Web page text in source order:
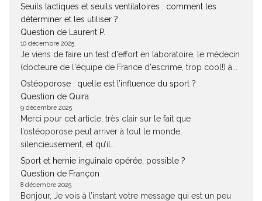
Seuils lactiques et seuils ventilatoires : comment les
déterminer et les utiliser ?
Question de Laurent P.
10 décembre 2025
Je viens de faire un test d'effort en laboratoire, le médecin
(docteure de l'équipe de France d'escrime, trop cool!) à...
Ostéoporose : quelle est l’influence du sport ?
Question de Quira
9 décembre 2025
Merci pour cet article, très clair sur le fait que
l’ostéoporose peut arriver à tout le monde,
silencieusement, et qu’il...
Sport et hernie inguinale opérée, possible ?
Question de Françon
8 décembre 2025
Bonjour, Je vois à l’instant votre message qui est un peu